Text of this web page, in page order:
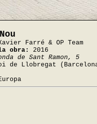
Farré & OP Team
obra:
2016
de Sant Ramon, 5
de Llobregat